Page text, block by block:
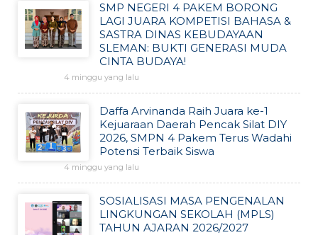
SMP NEGERI 4 PAKEM BORONG
LAGI JUARA KOMPETISI BAHASA &
SASTRA DINAS KEBUDAYAAN
SLEMAN: BUKTI GENERASI MUDA
CINTA BUDAYA!
4 minggu yang lalu
Daffa Arvinanda Raih Juara ke-1
Kejuaraan Daerah Pencak Silat DIY
2026, SMPN 4 Pakem Terus Wadahi
Potensi Terbaik Siswa
4 minggu yang lalu
SOSIALISASI MASA PENGENALAN
LINGKUNGAN SEKOLAH (MPLS)
TAHUN AJARAN 2026/2027